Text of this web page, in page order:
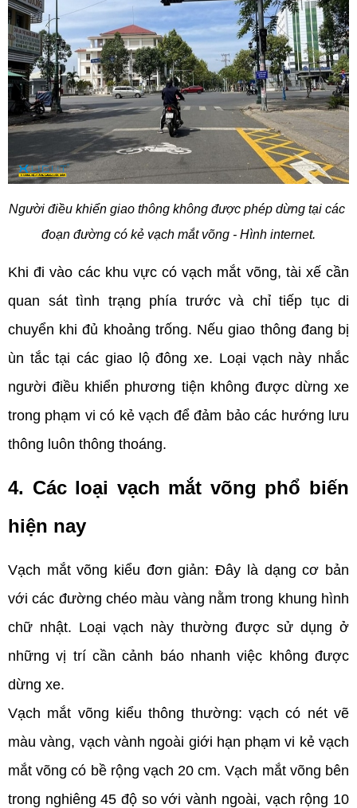
Người điều khiển giao thông không được phép dừng tại các
đoạn đường có kẻ vạch mắt võng - Hình internet.
Khi đi vào các khu vực có vạch mắt võng, tài xế cần
quan sát tình trạng phía trước và chỉ tiếp tục di
chuyển khi đủ khoảng trống. Nếu giao thông đang bị
ùn tắc tại các giao lộ đông xe. Loại vạch này nhắc
người điều khiển phương tiện không được dừng xe
trong phạm vi có kẻ vạch để đảm bảo các hướng lưu
thông luôn thông thoáng.
4. Các loại vạch mắt võng phổ biến
hiện nay
Vạch mắt võng kiểu đơn giản: Đây là dạng cơ bản
với các đường chéo màu vàng nằm trong khung hình
chữ nhật. Loại vạch này thường được sử dụng ở
những vị trí cần cảnh báo nhanh việc không được
dừng xe.
Vạch mắt võng kiểu thông thường: vạch có nét vẽ
màu vàng, vạch vành ngoài giới hạn phạm vi kẻ vạch
mắt võng có bề rộng vạch 20 cm. Vạch mắt võng bên
trong nghiêng 45 độ so với vành ngoài, vạch rộng 10